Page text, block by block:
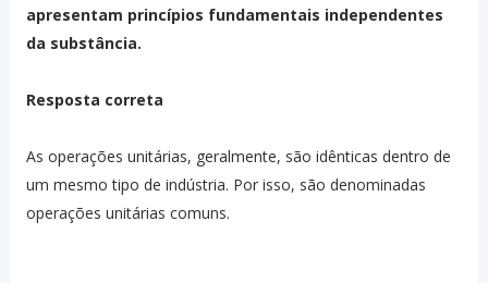
apresentam princípios fundamentais independentes
da substância.
Resposta correta
As operações unitárias, geralmente, são idênticas dentro de
um mesmo tipo de indústria. Por isso, são denominadas
operações unitárias comuns.